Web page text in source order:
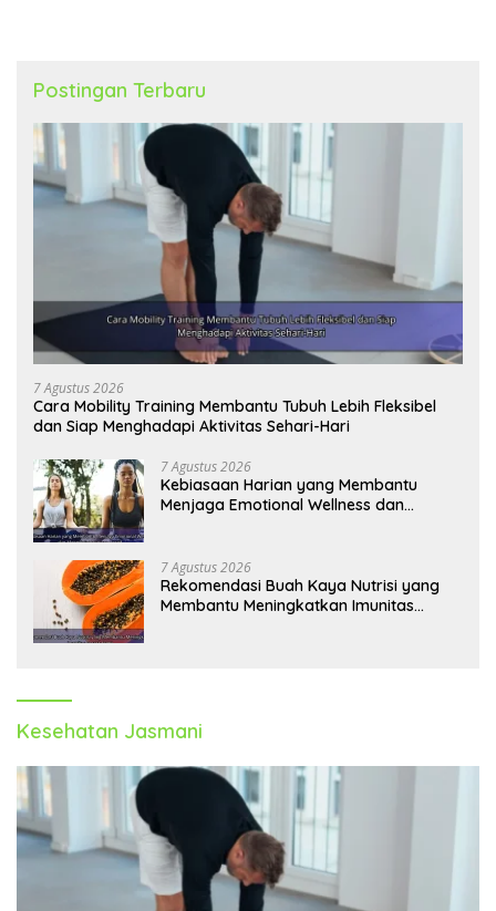
Postingan Terbaru
7 Agustus 2026
Cara Mobility Training Membantu Tubuh Lebih Fleksibel
dan Siap Menghadapi Aktivitas Sehari-Hari
7 Agustus 2026
Kebiasaan Harian yang Membantu
Menjaga Emotional Wellness dan
7 Agustus 2026
Rekomendasi Buah Kaya Nutrisi yang
Membantu Meningkatkan Imunitas
Kesehatan Jasmani